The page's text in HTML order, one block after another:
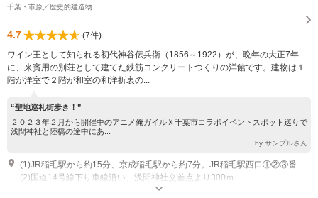
千葉・市原／歴史的建造物
4.7
(7件)
ワイン王として知られる初代神谷伝兵衛（1856～1922）が、晩年の大正7年
に、来賓用の別荘として建てた鉄筋コンクリートつくりの洋館です。建物は１
階が洋室で２階が和室の和洋折衷の...
“聖地巡礼街歩き！”
２０２３年２月から開催中のアニメ俺ガイルＸ千葉市コラボイベントスポット巡りで
浅間神社と陸橋の途中にあ...
by サンプルさん
(1)JR稲毛駅から約15分、京成稲毛駅から約7分。JR稲毛駅西口①②③番乗り場から１駅「京成稲毛駅入口」下車徒歩5分
(2)国道14号線下り車線沿い、浅間神社交差点より300ｍ
営業時間：9:00～17:15 定休日：月曜日（祝日の場合は翌平日）